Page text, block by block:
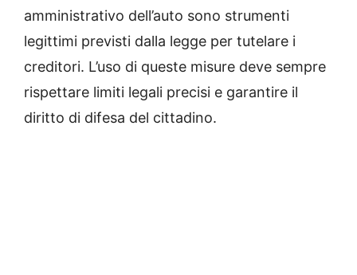
amministrativo dell’auto sono strumenti
legittimi previsti dalla legge per tutelare i
creditori. L’uso di queste misure deve sempre
rispettare limiti legali precisi e garantire il
diritto di difesa del cittadino.